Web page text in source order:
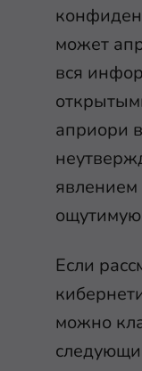
может
вся
априори
явлением
ощутимую
Если
можно